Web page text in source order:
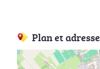
Plan et adresse